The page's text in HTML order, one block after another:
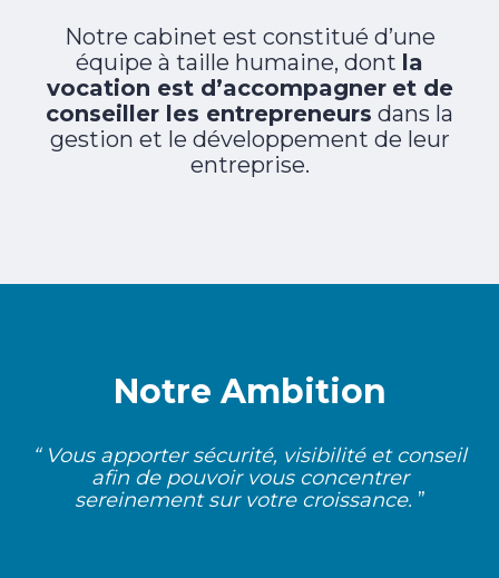
Notre cabinet est constitué d’une
équipe à taille humaine, dont la
vocation est d’accompagner et de
conseiller les entrepreneurs dans la
gestion et le développement de leur
entreprise.
Notre Ambition
“ Vous apporter sécurité, visibilité et conseil
afin de pouvoir vous concentrer
sereinement sur votre croissance. ”